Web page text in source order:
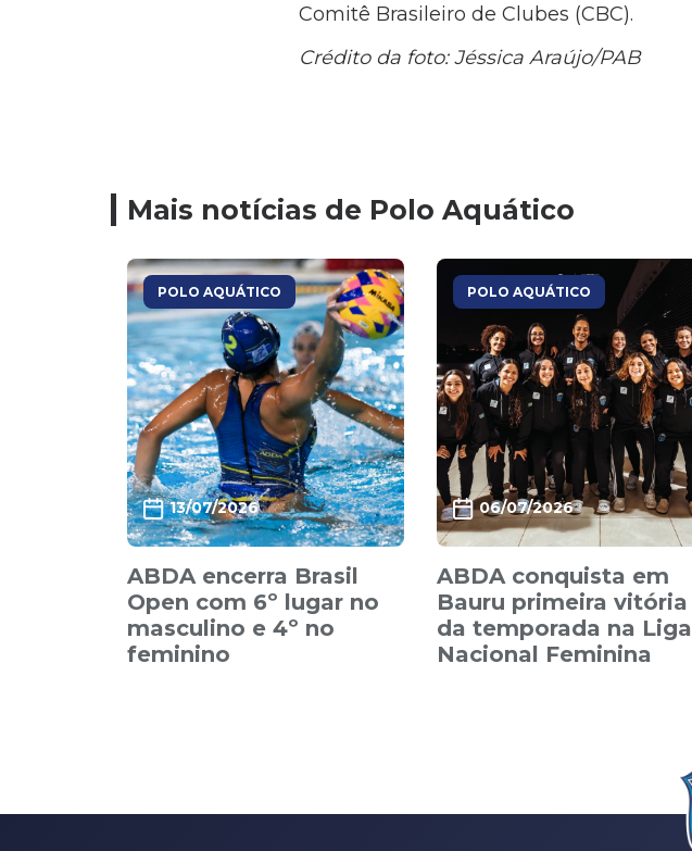
Comitê Brasileiro de Clubes (CBC).
Crédito da foto: Jéssica Araújo/PAB
Mais notícias de Polo Aquático
POLO AQUÁTICO
13/07/2026
ABDA encerra Brasil
Open com 6º lugar no
masculino e 4º no
feminino
POLO AQUÁTICO
06/07/2026
ABDA conquista em
Bauru primeira vitória
da temporada na Liga
Nacional Feminina